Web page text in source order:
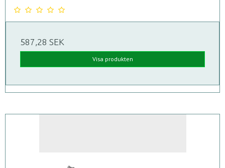
587,28 SEK
Visa produkten